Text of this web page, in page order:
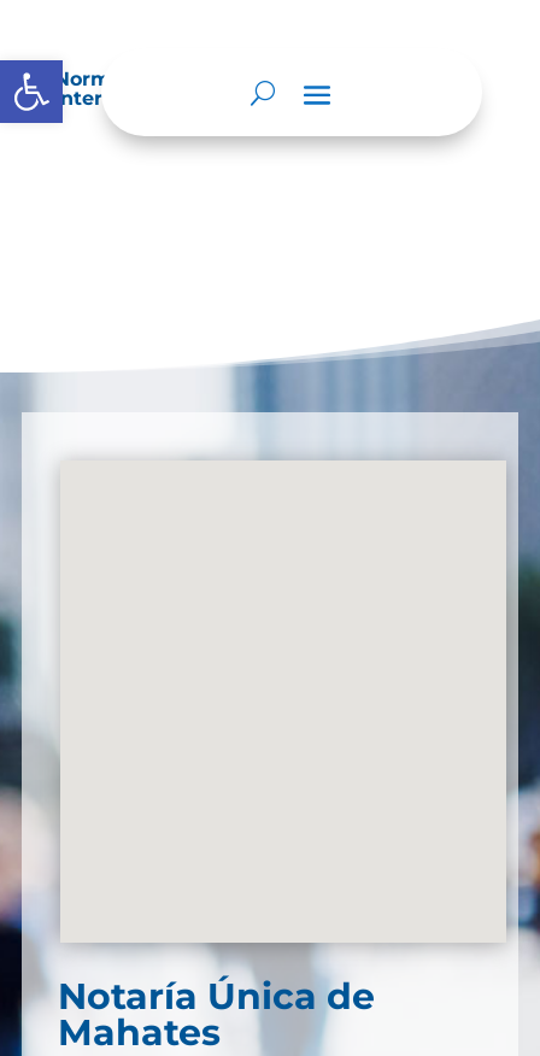
Abrir barra de herramientas
Normatividad especial que les aplique de
interés.
Notaría Única de
Mahates